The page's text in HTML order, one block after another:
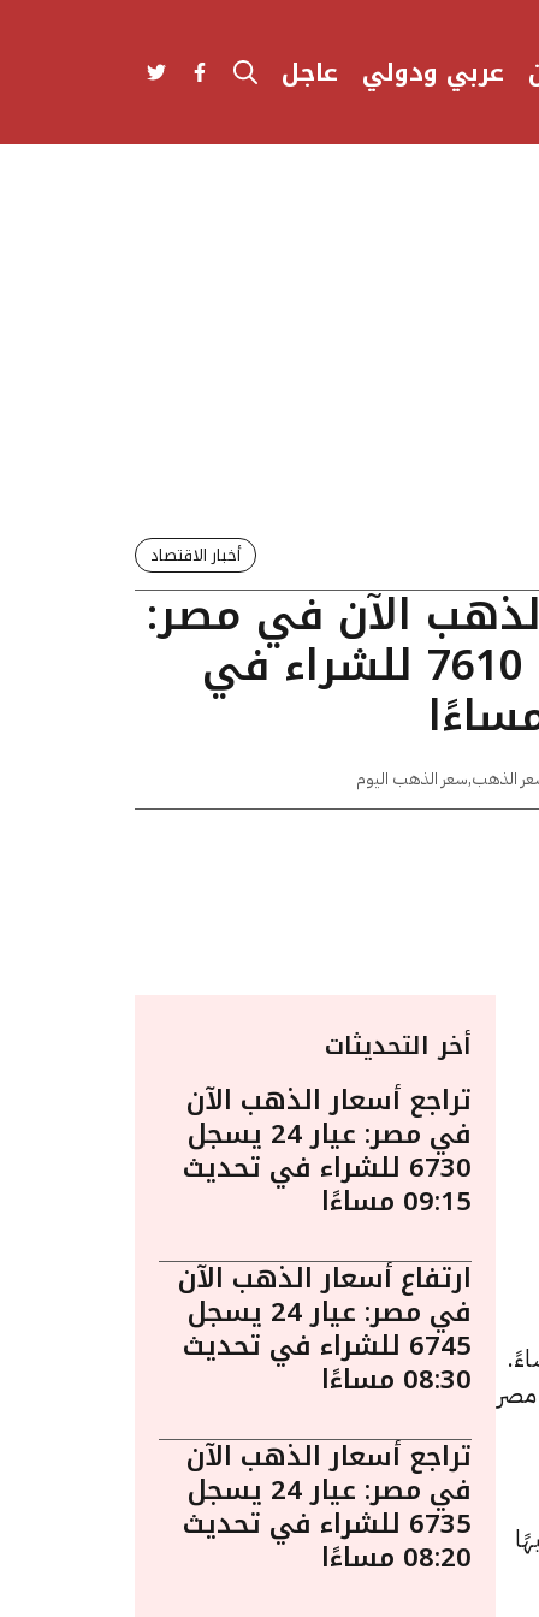
عربي ودولي عاجل
أخبار الاقتصاد
الآن في مصر:
عيار 24 يسجل 7610 للشراء في
الذهب,سعر الذهب اليوم
ليوم السبت 14 فبراير الساعة 4:25 مساءً.
جنيهًا للبيع و 7600 جنيهًا
أخر التحديثات
تراجع أسعار الذهب الآن
في مصر: عيار 24 يسجل
6730 للشراء في تحديث
09:15 مساءًا
ارتفاع أسعار الذهب الآن
في مصر: عيار 24 يسجل
6745 للشراء في تحديث
08:30 مساءًا
تراجع أسعار الذهب الآن
في مصر: عيار 24 يسجل
6735 للشراء في تحديث
08:20 مساءًا